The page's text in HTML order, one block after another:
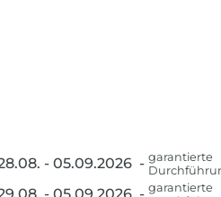
- 05.09.2026 - garantierte
garantierte